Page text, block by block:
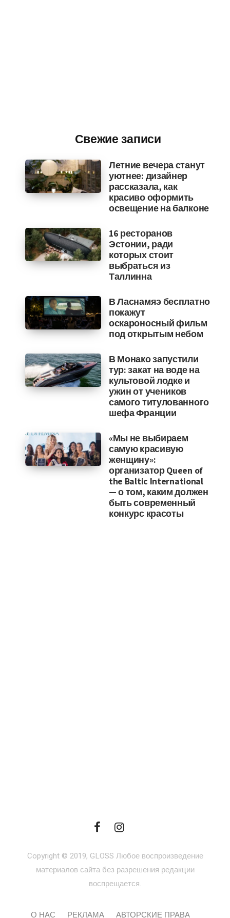
Свежие записи
Летние вечера станут
уютнее: дизайнер
рассказала, как
красиво оформить
освещение на балконе
16 ресторанов
Эстонии, ради
которых стоит
выбраться из
Таллинна
В Ласнамяэ бесплатно
покажут
оскароносный фильм
под открытым небом
В Монако запустили
тур: закат на воде на
культовой лодке и
ужин от учеников
самого титулованного
шефа Франции
«Мы не выбираем
самую красивую
женщину»:
организатор Queen of
the Baltic International
— о том, каким должен
быть современный
конкурс красоты
Copyright © 2019, GLOSS Любое воспроизведение
материалов сайта без разрешения редакции
воспрещается.
О НАС РЕКЛАМА АВТОРСКИЕ ПРАВА